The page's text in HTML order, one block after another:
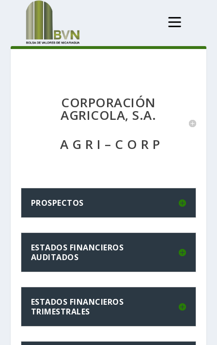
CORPORACIÓN
AGRICOLA, S.A.
A G R I – C O R P
PROSPECTOS
ESTADOS FINANCIEROS
AUDITADOS
ESTADOS FINANCIEROS
TRIMESTRALES